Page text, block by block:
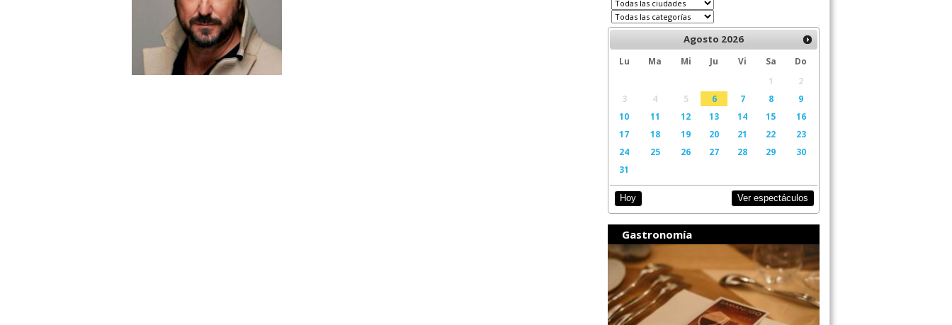
Agosto 2026
Lu Ma Mi Ju Vi Sa
Do
1
2
3
4 5 6 7 8
9
10
11 12 13 14 15
16
17
18 19 20 21 22
23
24
25 26 27 28 29
30
31
Hoy Ver espectáculos
Gastronomía